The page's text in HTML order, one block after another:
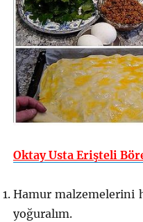
Oktay Usta Erişteli
Hamur malzemelerini
yoğuralım.